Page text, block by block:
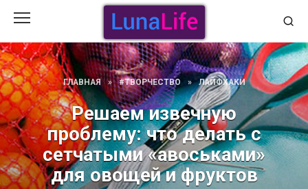
содержанию
ГЛАВНАЯ » #ТВОРЧЕСТВО » ЛАЙФХАКИ
Решаем извечную
проблему: что делать с
сетчатыми «авоськами»
для овощей и фруктов